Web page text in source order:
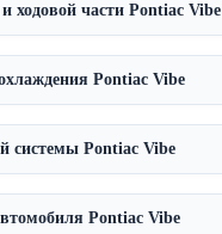
ходовой части Pontiac Vibe
Pontiac Vibe
системы Pontiac Vibe
Pontiac Vibe